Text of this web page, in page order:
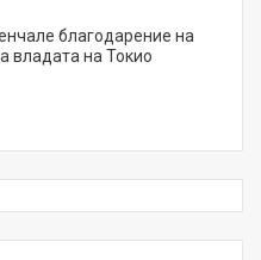
благодарение на
владата на Токио